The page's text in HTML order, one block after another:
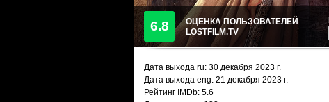
6.8
ОЦЕНКА ПОЛЬЗОВАТЕЛЕЙ
LOSTFILM.TV
Дата выхода ru: 30 декабря 2023 г.
Дата выхода eng: 21 декабря 2023 г.
Рейтинг IMDb: 5.6